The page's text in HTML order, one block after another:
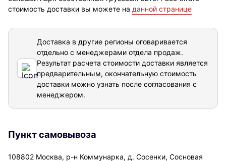
стоимость доставки вы можете на данной странице
Доставка в другие регионы оговаривается
отдельно с менеджерами отдела продаж.
Результат расчета стоимости доставки является
предварительным, окончательную стоимость
доставки можно узнать после согласования с
менеджером.
Пункт самовывоза
108802 Москва, р-н Коммунарка, д. Сосенки, Сосновая